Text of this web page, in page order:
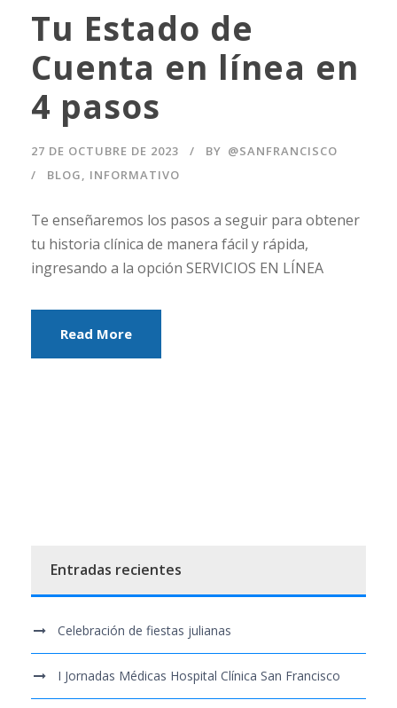
Tu Estado de
Cuenta en línea en
4 pasos
27 DE OCTUBRE DE 2023 BY @SANFRANCISCO
BLOG, INFORMATIVO
Te enseñaremos los pasos a seguir para obtener
tu historia clínica de manera fácil y rápida,
ingresando a la opción SERVICIOS EN LÍNEA
Read More
Entradas recientes
Celebración de fiestas julianas
I Jornadas Médicas Hospital Clínica San Francisco